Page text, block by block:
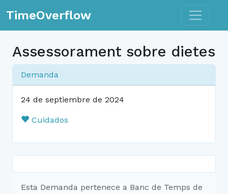
TimeOverflow Toggle
Assessorament sobre dietes
Demanda
24 de septiembre de 2024
Cuidados
Esta Demanda pertenece a Banc de Temps de